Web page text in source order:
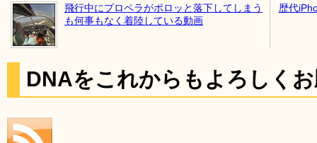
飛行中にプロペラがポロッと落下してしまう
も何事もなく着陸している動画
歴代
DNAをこれからもよろしく